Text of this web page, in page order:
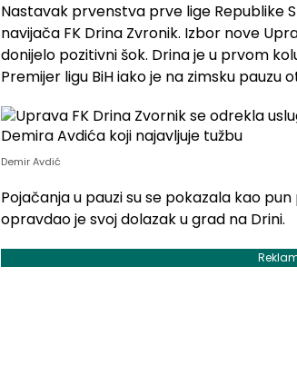
Nastavak prvenstva prve lige Republike
navijača FK Drina Zvronik. Izbor nove
donijelo pozitivni šok. Drina je u prvom
Premijer ligu BiH iako je na zimsku
Demir Avdić
Pojačanja u pauzi su se pokazala kao
opravdao je svoj dolazak u grad na Drini.